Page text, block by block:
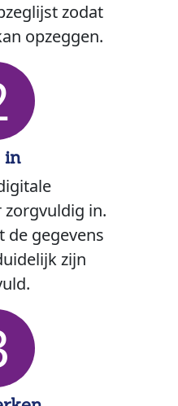
zodat
opzeggen.
in
in.
de gegevens
zijn